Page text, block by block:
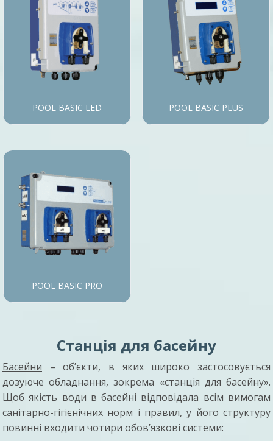
POOL BASIC LED POOL BASIC PLUS
POOL BASIC PRO
Станція для басейну
Басейни – об’єкти, в яких широко застосовується
дозуюче обладнання, зокрема «станція для басейну».
Щоб якість води в басейні відповідала всім вимогам
санітарно-гігієнічних норм і правил, у його структуру
повинні входити чотири обов’язкові системи: